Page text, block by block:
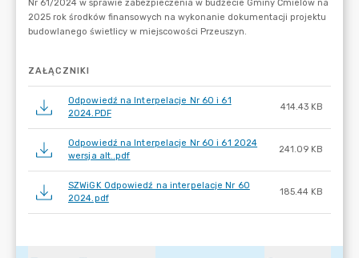
ZAŁĄCZNIKI
Odpowiedź na Interpelacje Nr 60 i 61
2024.PDF
414.43 KB
Odpowiedź na Interpelacje Nr 60 i 61 2024
wersja alt..pdf
241.09 KB
SZWiGK Odpowiedź na interpelacje Nr 60
2024.pdf
185.44 KB